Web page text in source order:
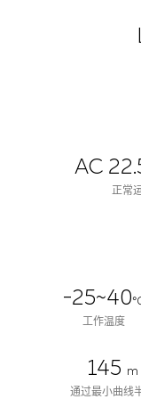
AC
正常
-25~40
工作温度
145 m
通过最小曲线